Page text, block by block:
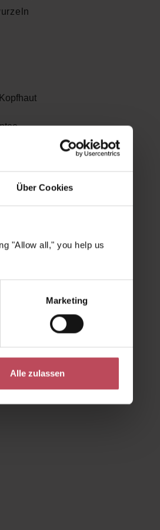
Über Cookies
"Allow all," you help us
Marketing
Alle zulassen
die